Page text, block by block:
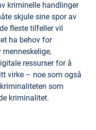
kriminelle handlinger
skjule sine spor av
fleste tilfeller vil
ha behov for
ressurser for å
virke – noe som også
som
kriminalitet.